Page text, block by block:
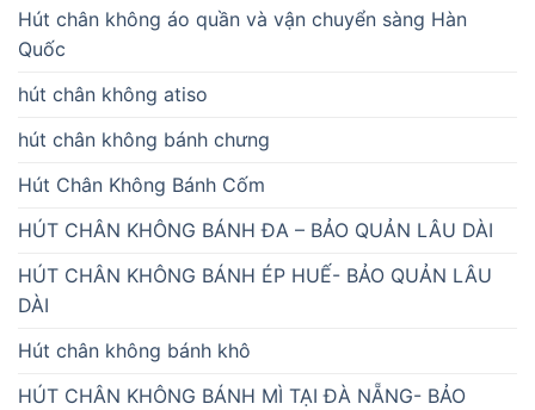
Hút chân không áo quần và vận chuyển sàng Hàn
Quốc
hút chân không atiso
hút chân không bánh chưng
Hút Chân Không Bánh Cốm
HÚT CHÂN KHÔNG BÁNH ĐA – BẢO QUẢN LÂU DÀI
HÚT CHÂN KHÔNG BÁNH ÉP HUẾ- BẢO QUẢN LÂU
DÀI
Hút chân không bánh khô
HÚT CHÂN KHÔNG BÁNH MÌ TẠI ĐÀ NẴNG- BẢO